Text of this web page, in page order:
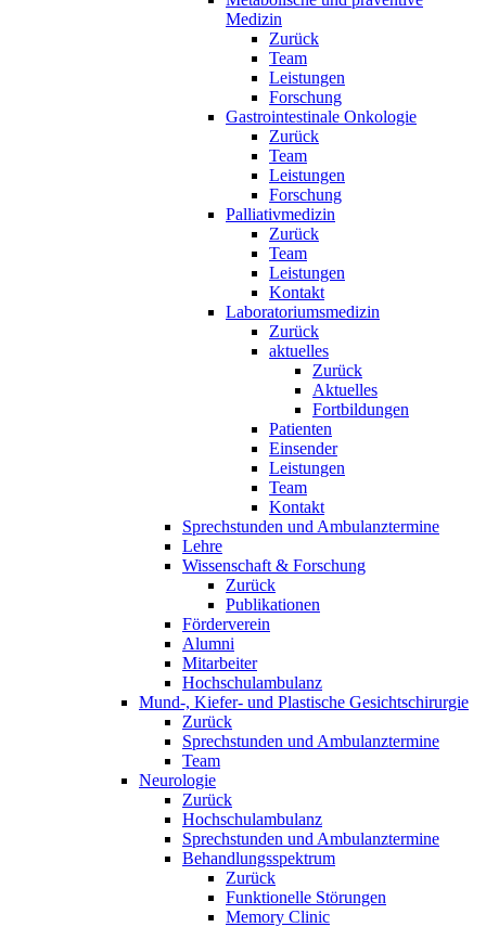
Medizin
Zurück
Team
Leistungen
Forschung
Gastrointestinale Onkologie
Zurück
Team
Leistungen
Forschung
Palliativmedizin
Zurück
Team
Leistungen
Kontakt
Laboratoriumsmedizin
Zurück
aktuelles
Zurück
Aktuelles
Fortbildungen
Patienten
Einsender
Leistungen
Team
Kontakt
Sprechstunden und Ambulanztermine
Lehre
Wissenschaft & Forschung
Zurück
Publikationen
Förderverein
Alumni
Mitarbeiter
Hochschulambulanz
Mund-, Kiefer- und Plastische Gesichtschirurgie
Zurück
Sprechstunden und Ambulanztermine
Team
Neurologie
Zurück
Hochschulambulanz
Sprechstunden und Ambulanztermine
Behandlungsspektrum
Zurück
Funktionelle Störungen
Memory Clinic